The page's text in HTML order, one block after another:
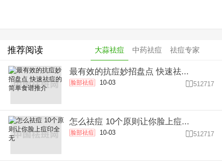
推荐阅读 大蒜祛痘 中药祛痘 祛痘专家
最有效的抗痘妙招盘点 快速祛...
脸部祛痘 10-03 512717
怎么祛痘 10个原则让你脸上痘...
脸部祛痘 10-03 512717